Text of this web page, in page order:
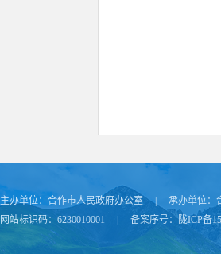
主办单位： 合作市人民政府办公室 承办单位：
网站标识码：6230010001
备案序号：陇ICP备